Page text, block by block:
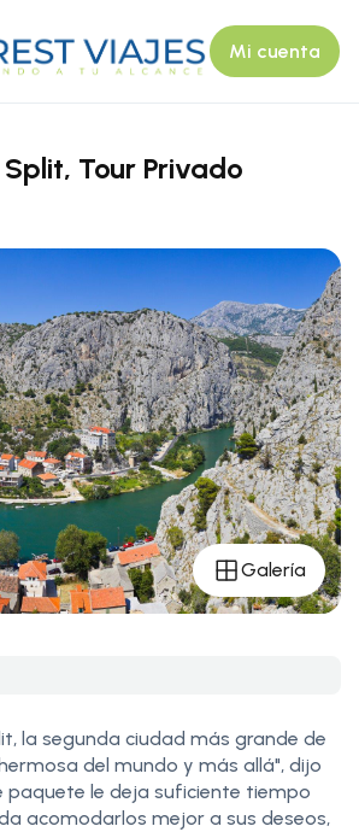
Mi cuenta
Tour Privado
Galería
la segunda ciudad más grande de
del mundo y más allá", dijo
paquete le deja suficiente tiempo
acomodarlos mejor a sus deseos,